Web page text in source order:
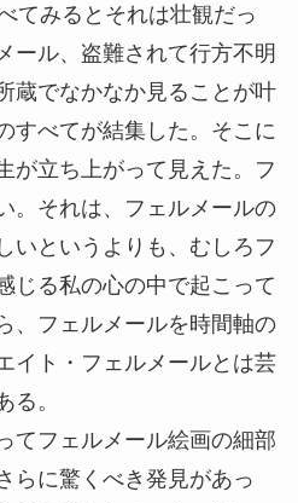
てみるとそれは壮観だっ
ール、盗難されて行方不明
蔵でなかなか見ることが叶
すべてが結集した。そこに
が立ち上がって見えた。フ
。それは、フェルメールの
いというよりも、むしろフ
じる私の心の中で起こって
、フェルメールを時間軸の
イト・フェルメールとは芸
る。
てフェルメール絵画の細部
らに驚くべき発見があっ